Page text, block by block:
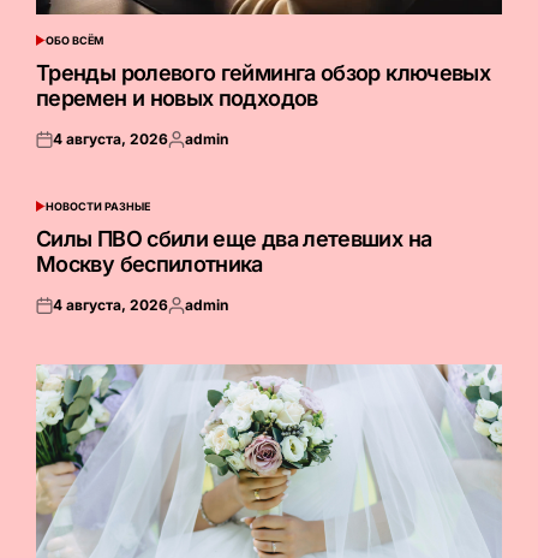
ОПУБЛИКОВАНО
В
ОБО ВСЁМ
Тренды ролевого гейминга обзор ключевых
перемен и новых подходов
Опубликовано
4 августа, 2026Запись
admin
ОПУБЛИКОВАНО
В
НОВОСТИ РАЗНЫЕ
Силы ПВО сбили еще два летевших на
Москву беспилотника
Опубликовано
4 августа, 2026Запись
admin